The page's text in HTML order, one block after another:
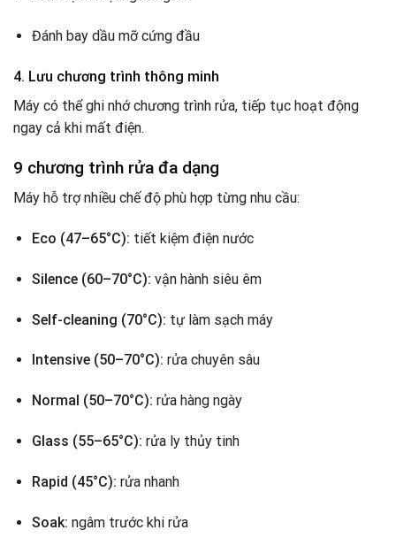
Đánh bay dầu mỡ cứng đầu
4. Lưu chương trình thông minh
Máy có thể ghi nhớ chương trình rửa, tiếp tục hoạt động
ngay cả khi mất điện.
9 chương trình rửa đa dạng
Máy hỗ trợ nhiều chế độ phù hợp từng nhu cầu:
Eco (47–65°C): tiết kiệm điện nước
Silence (60–70°C): vận hành siêu êm
Self-cleaning (70°C): tự làm sạch máy
Intensive (50–70°C): rửa chuyên sâu
Normal (50–70°C): rửa hàng ngày
Glass (55–65°C): rửa ly thủy tinh
Rapid (45°C): rửa nhanh
Soak: ngâm trước khi rửa